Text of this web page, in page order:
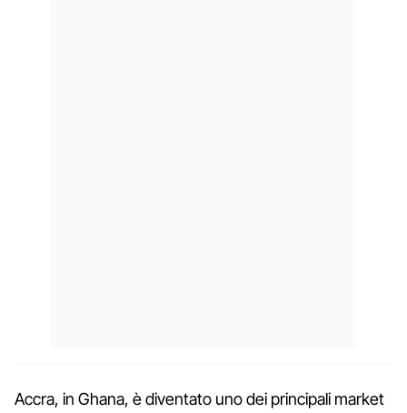
Accra, in Ghana, è diventato uno dei principali market